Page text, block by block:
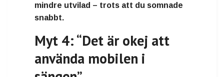
mindre utvilad – trots att du somnade
snabbt.
Myt 4: “Det är okej att
använda mobilen i